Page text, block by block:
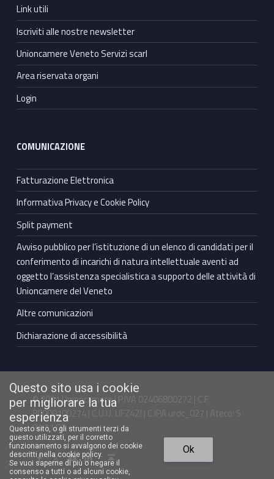
Link utili
Iscriviti alle nostre newsletter
Unioncamere Veneto Servizi scarl
Area riservata organi
Login
COMUNICAZIONE
Fatturazione Elettronica
Informativa Privacy e Cookie Policy
Split payment
Avviso pubblico per l’istituzione di un elenco di candidati per il
conferimento di incarichi di natura intellettuale aventi ad
oggetto l’assistenza specialistica a supporto delle attività di
Unioncamere del Veneto
Altre comunicazioni
Dichiarazione di accessibilità
© 2021 Unioncamere | P.IVA 02406800272 | C.F.
80009100274 | C.U.U. UFZ42J | C.IPA urdc_027 | Ateco: S
94.11.00
Facebook Unioncamere VenetoTwitter Unioncamere VenetoYoutube Unioncamere VenetoLinkedin Unioncamere Veneto Torna in cima ↑
Questo sito usa i cookie
per migliorare la tua
esperienza
Questo sito, o gli strumenti terzi da
questo utilizzati, per il corretto
funzionamento si avvalgono dei cookie
descritti nella cookie policy.
Se vuoi saperne di più o negare il
consenso a tutti o ad alcuni cookie,
Ok